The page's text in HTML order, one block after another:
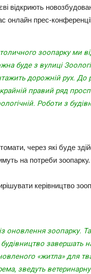
відкриють
онлайн прес-
зоопарку ми
буде з вулиці
дорожній рух. До
правий ряд
Роботи з
через які буде
на потреби зоопарку.
керівництво
оновлення зоопарку.
завершать
«житла» для
зведуть